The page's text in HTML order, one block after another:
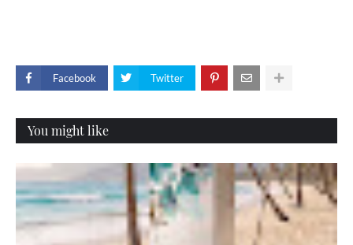
Facebook Twitter
You might like